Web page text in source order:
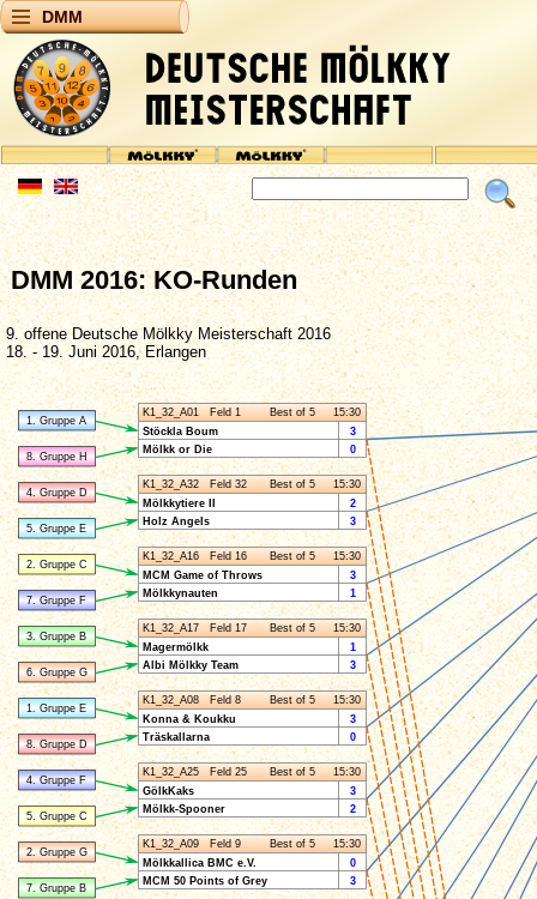
DMM
DMM 2016: KO-Runden
9. offene Deutsche Mölkky Meisterschaft 2016
18. - 19. Juni 2016, Erlangen